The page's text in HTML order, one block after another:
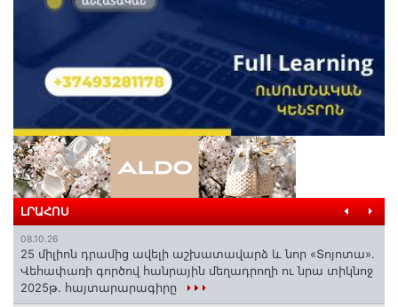
ԼՐԱՀՈՍ
08.10.26
25 միլիոն դրամից ավելի աշխատավարձ և նոր «Տոյոտա»․
Վեհափառի գործով հանրային մեղադրողի ու նրա տիկնոջ
2025թ. հայտարարագիրը